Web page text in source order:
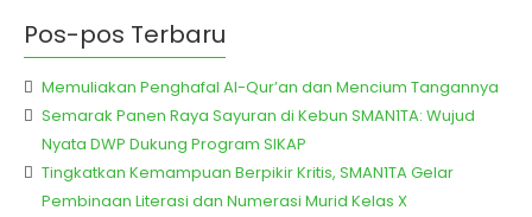
Pos-pos Terbaru
Memuliakan Penghafal Al-Qur’an dan Mencium Tangannya
Semarak Panen Raya Sayuran di Kebun SMAN1TA: Wujud
Nyata DWP Dukung Program SIKAP
Tingkatkan Kemampuan Berpikir Kritis, SMAN1TA Gelar
Pembinaan Literasi dan Numerasi Murid Kelas X